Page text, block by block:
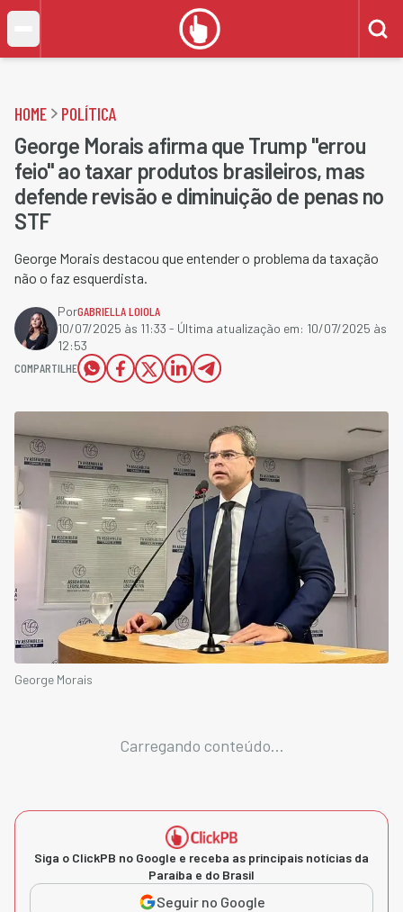
HOME POLÍTICA
George Morais afirma que Trump "errou
feio" ao taxar produtos brasileiros, mas
defende revisão e diminuição de penas no
STF
George Morais destacou que entender o problema da taxação
não o faz esquerdista.
PorGABRIELLA LOIOLA
10/07/2025 às 11:33 - Última atualização em: 10/07/2025 às
12:53
COMPARTILHE
George Morais
Carregando conteúdo...
Siga o ClickPB no Google e receba as principais notícias da
Paraíba e do Brasil
Seguir no Google